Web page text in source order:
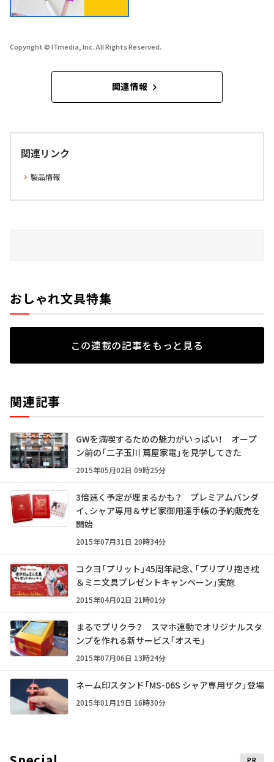
Copyright © ITmedia, Inc. All Rights Reserved.
関連情報
関連リンク
製品情報
おしゃれ文具特集
この連載の記事をもっと見る
関連記事
GWを満喫するための魅力がいっぱい！ オープ
ン前の「二子玉川 蔦屋家電」を見学してきた
2015年05月02日 09時25分
3倍速く予定が埋まるかも？ プレミアムバンダ
イ、シャア専用＆ザビ家御用達手帳の予約販売を
開始
2015年07月31日 20時34分
コクヨ「プリット」45周年記念、「プリプリ抱き枕
＆ミニ文具プレゼントキャンペーン」実施
2015年04月02日 21時01分
まるでプリクラ？ スマホ連動でオリジナルスタ
ンプを作れる新サービス「オスモ」
2015年07月06日 13時24分
ネーム印スタンド「MS-06S シャア専用ザク」登場
2015年01月19日 16時30分
PR